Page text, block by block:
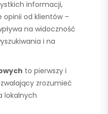
informacji,
opinii od klientów –
na widoczność
i na
to pierwszy i
zrozumieć
lokalnych